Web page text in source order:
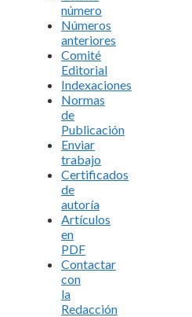
número
Números
anteriores
Comité
Editorial
Indexaciones
Normas
de
Publicación
Enviar
trabajo
Certificados
de
autoría
Artículos
en
PDF
Contactar
con
la
Redacción